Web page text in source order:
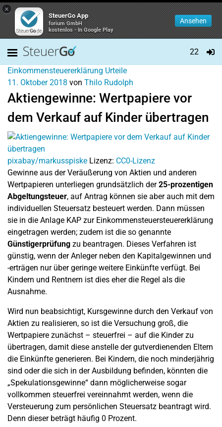
×
SteuerGo App
forium GmbH
kostenlos - In Google Play
Ansehen
22
Einkommensteuererklärung Urteile
11. Oktober 2018 von Thilo Rudolph
Aktiengewinne: Wertpapiere vor
dem Verkauf auf Kinder übertragen
pixabay/markusspiske Lizenz: CC0-Lizenz
Gewinne aus der Veräußerung von Aktien und anderen
Wertpapieren unterliegen grundsätzlich der25-prozentigen
Abgeltungsteuer, auf Antrag können sie aber auch mit dem
individuellen Steuersatz besteuert werden. Dann müssen
sie in die Anlage KAP zur Einkommensteuersteuererklärung
eingetragen werden; zudem ist die so genannte
Günstigerprüfung zu beantragen. Dieses Verfahren ist
günstig, wenn der Anleger neben den Kapitalgewinnen und
-erträgen nur über geringe weitere Einkünfte verfügt. Bei
Kindern und Rentnern ist dies eher die Regel als die
Ausnahme.
Wird nun beabsichtigt, Kursgewinne durch den Verkauf von
Aktien zu realisieren, so ist die Versuchung groß, die
Wertpapiere zunächst – steuerfrei – auf die Kinder zu
übertragen, damit diese anstelle der gutverdienenden Eltern
die Einkünfte generieren. Bei Kindern, die noch minderjährig
sind oder die sich in der Ausbildung befinden, könnten die
„Spekulationsgewinne“ dann möglicherweise sogar
vollkommen steuerfrei vereinnahmt werden, wenn die
Versteuerung zum persönlichen Steuersatz beantragt wird.
Denn dieser beträgt häufig 0 Prozent.